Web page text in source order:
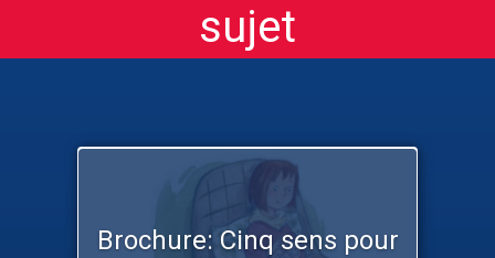
sujet
Brochure: Cinq sens pour